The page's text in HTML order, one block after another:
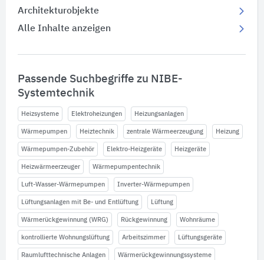
Architekturobjekte
Alle Inhalte anzeigen
Passende Suchbegriffe zu NIBE-
Systemtechnik
Heizsysteme Elektroheizungen Heizungsanlagen
Wärmepumpen Heiztechnik zentrale Wärmeerzeugung Heizung
Wärmepumpen-Zubehör Elektro-Heizgeräte Heizgeräte
Heizwärmeerzeuger Wärmepumpentechnik
Luft-Wasser-Wärmepumpen Inverter-Wärmepumpen
Lüftungsanlagen mit Be- und Entlüftung Lüftung
Wärmerückgewinnung (WRG) Rückgewinnung Wohnräume
kontrollierte Wohnungslüftung Arbeitszimmer Lüftungsgeräte
Raumlufttechnische Anlagen Wärmerückgewinnungssysteme